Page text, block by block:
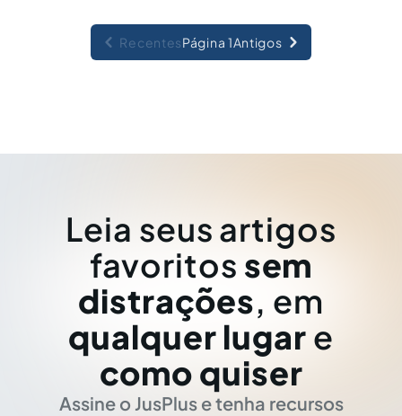
RecentesPágina 1Antigos
Leia seus artigos
favoritos sem
distrações, em
qualquer lugar e
como quiser
Assine o JusPlus e tenha recursos